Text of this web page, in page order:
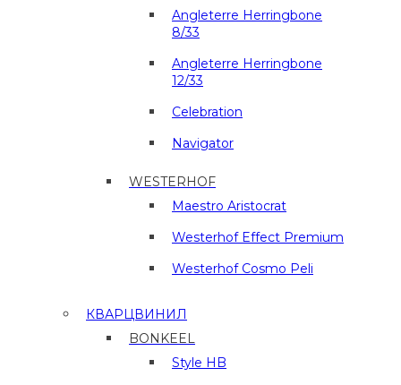
Angleterre Herringbone
8/33
Angleterre Herringbone
12/33
Celebration
Navigator
WESTERHOF
Maestro Aristocrat
Westerhof Effect Premium
Westerhof Cosmo Peli
КВАРЦВИНИЛ
BONKEEL
Style HB